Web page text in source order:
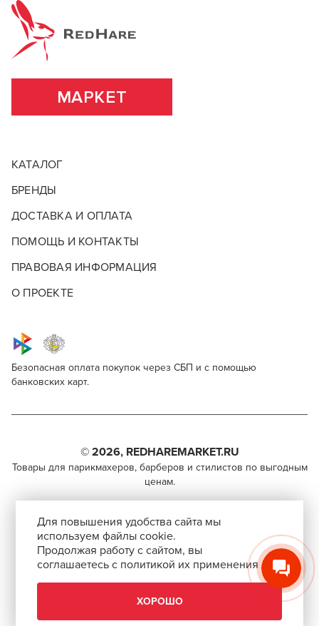
МАРКЕТ
КАТАЛОГ
БРЕНДЫ
ДОСТАВКА И ОПЛАТА
ПОМОЩЬ И КОНТАКТЫ
ПРАВОВАЯ ИНФОРМАЦИЯ
О ПРОЕКТЕ
Безопасная оплата покупок через СБП и с помощью
банковских карт.
© 2026, REDHAREMARKET.RU
Товары для парикмахеров, барберов и стилистов по выгодным
ценам.
+7 (495) 981-65-84
info@redhare.ru
г. Москва, ул. Нижняя Красносельская, 35-64,
этаж 6, помещение 1, комната 22, кабинет 2
СМОТРЕТЬ НА КАРТЕ
Для повышения удобства сайта мы
используем файлы cookie.
Продолжая работу с сайтом, вы
соглашаетесь с политикой их применения
ХОРОШО
Sim Sensitive Scissors 5.0 ZB
СКОПИРОВАТЬ ССЫЛКУ
ВКОНТАКТЕ
WHATSAPP
ЗАКРЫТЬ
парикмахерам, барберам, колористам и другим
специалистам бьюти-индустрии.